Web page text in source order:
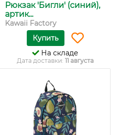
Рюкзак 'Бигли' (синий),
артик...
Kawaii Factory
Купить
На складе
Дата доставки: 11 августа